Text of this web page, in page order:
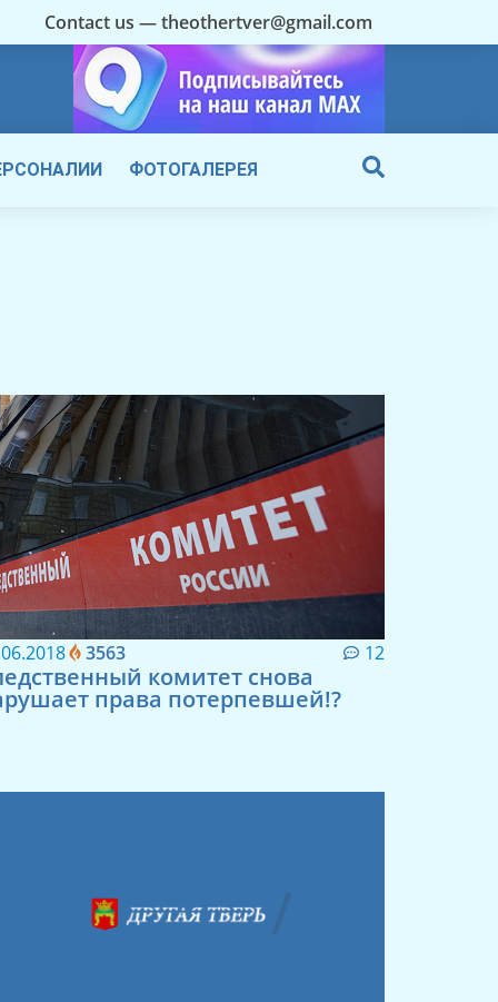
Contact us — theothertver@gmail.com
ФОТОГАЛЕРЕЯ
3563 12
комитет снова
права потерпевшей!?